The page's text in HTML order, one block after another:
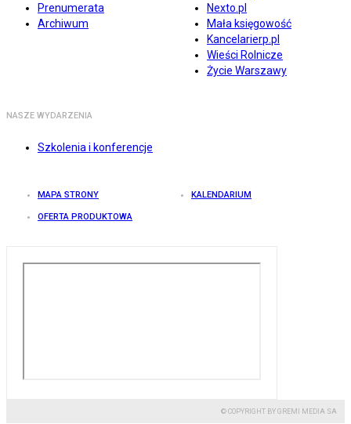
Prenumerata
Archiwum
Nexto.pl
Mała księgowość
Kancelarierp.pl
Wieści Rolnicze
Życie Warszawy
NASZE WYDARZENIA
Szkolenia i konferencje
MAPA STRONY KALENDARIUM
OFERTA PRODUKTOWA
© COPYRIGHT BY GREMI MEDIA SA